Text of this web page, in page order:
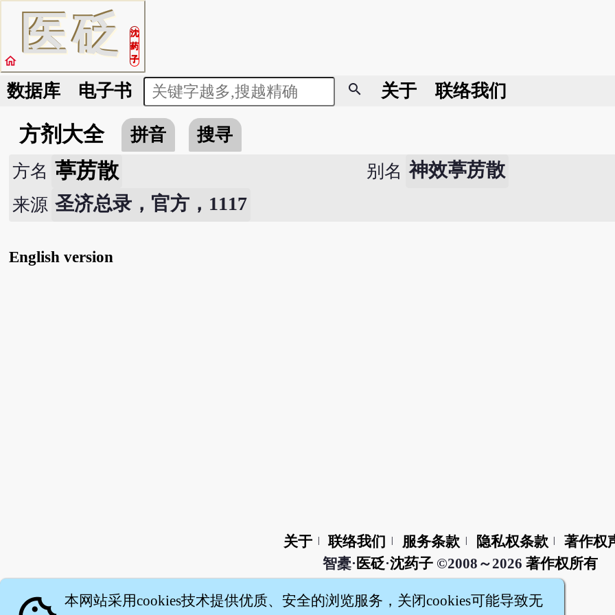
医砭
沈
药
子
home
数据库 电子书 search 关于 联络我们
方剂大全 拼音
搜寻
方名 葶苈散 别名 神效葶苈散
来源 圣济总录，官方，1117
English version
关于 联络我们 服务条款 隐私权条款
著作权
智橐· 医砭·沈药子©2008～2026 著作权所有
本网站采用cookies技术提供优质、安全的浏览服务，关闭cookies可能导致无